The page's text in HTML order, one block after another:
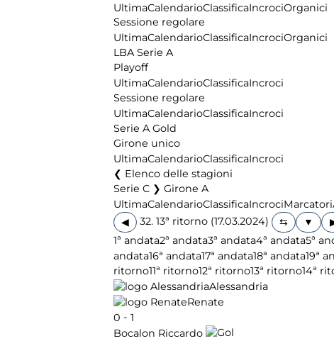
UltimaCalendarioClassificaIncrociOrganici
Sessione regolare
UltimaCalendarioClassificaIncrociOrganici
LBA Serie A
Playoff
UltimaCalendarioClassificaIncroci
Sessione regolare
UltimaCalendarioClassificaIncroci
Serie A Gold
Girone unico
UltimaCalendarioClassificaIncroci
Elenco delle stagioni
Serie C ❯ Girone A
UltimaCalendarioClassificaIncrociMarcatori
◀
32. 13ª ritorno (17.03.2024)
1ª andata2ª andata3ª andata4ª andata5ª
andata16ª andata17ª andata18ª andata19ª
ritorno11ª ritorno12ª ritorno13ª ritorno14ª
Alessandria
Renate
0 - 1
Bocalon Riccardo